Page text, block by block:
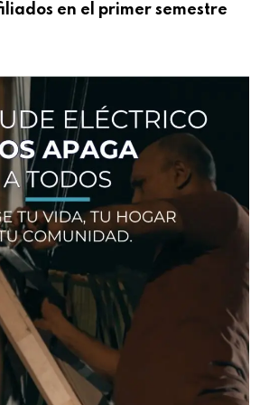
en el primer semestre